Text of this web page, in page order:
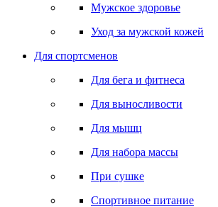
Мужское здоровье
Уход за мужской кожей
Для спортсменов
Для бега и фитнеса
Для выносливости
Для мышц
Для набора массы
При сушке
Спортивное питание